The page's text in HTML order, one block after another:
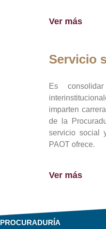
Ver más
Servicio
Es
imparten
de la
servicio social
PAOT ofrece.
Ver más
PROCURADURÍA